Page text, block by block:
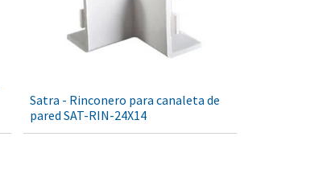
Satra - Rinconero para canaleta de
pared SAT-RIN-24X14